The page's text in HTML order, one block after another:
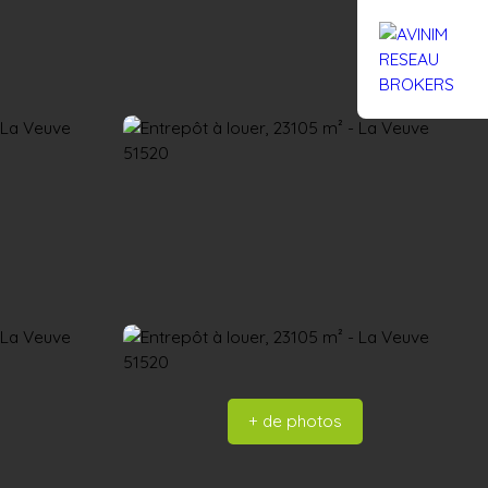
Rejoignez-nous Actualités Nous contacter
+ de photos